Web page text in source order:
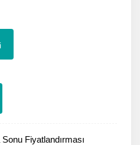
Fiyatlandırması